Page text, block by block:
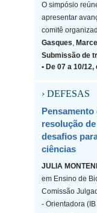
O simpósio
apresentar
comitê
Gasques,
Submissão de
• De 07 a 10/
› DEFESAS
resolução
desafios
ciências
JULIA
em Ensino de
Comissão
- Orientadora